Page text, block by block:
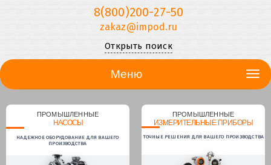
8(800)200-27-50
zakaz@impod.ru
Открыть поиск
Меню
ПРОМЫШЛЕННЫЕ
НАСОСЫ
НАДЕЖНОЕ ОБОРУДОВАНИЕ ДЛЯ ВАШЕГО
ПРОИЗВОДСТВА
ПРОМЫШЛЕННЫЕ
ИЗМЕРИТЕЛЬНЫЕ ПРИБОРЫ
ТОЧНЫЕ РЕШЕНИЯ ДЛЯ ВАШЕГО ПРОИЗВОДСТВА